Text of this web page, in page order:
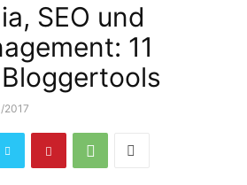
SEO und
11
2017